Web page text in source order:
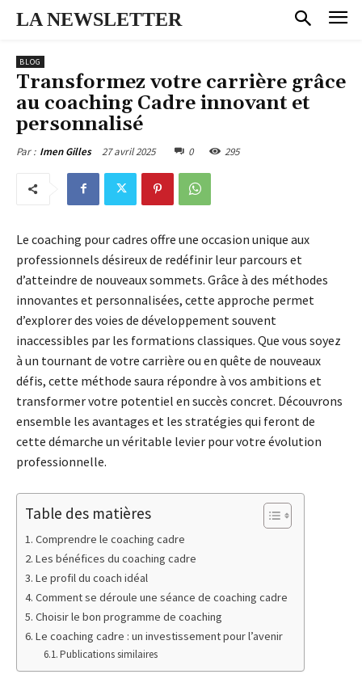
LA NEWSLETTER
BLOG
Transformez votre carrière grâce
au coaching Cadre innovant et
personnalisé
Par : Imen Gilles 27 avril 2025 0 295
Le coaching pour cadres offre une occasion unique aux
professionnels désireux de redéfinir leur parcours et
d’atteindre de nouveaux sommets. Grâce à des méthodes
innovantes et personnalisées, cette approche permet
d’explorer des voies de développement souvent
inaccessibles par les formations classiques. Que vous soyez
à un tournant de votre carrière ou en quête de nouveaux
défis, cette méthode saura répondre à vos ambitions et
transformer votre potentiel en succès concret. Découvrons
ensemble les avantages et les stratégies qui feront de
cette démarche un véritable levier pour votre évolution
professionnelle.
Table des matières
Comprendre le coaching cadre
Les bénéfices du coaching cadre
Le profil du coach idéal
Comment se déroule une séance de coaching cadre
Choisir le bon programme de coaching
Le coaching cadre : un investissement pour l’avenir
Publications similaires